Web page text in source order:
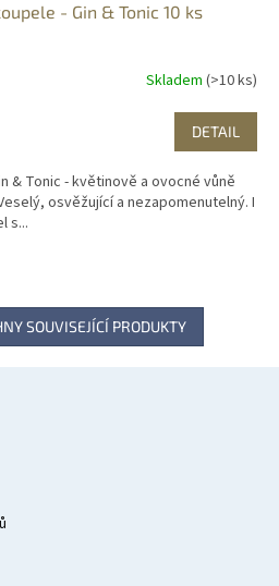
- Gin & Tonic 10 ks
Skladem (>10 ks)
DETAIL
& Tonic - květinově a ovocné vůně
osvěžující a nezapomenutelný. I
s...
SOUVISEJÍCÍ PRODUKTY